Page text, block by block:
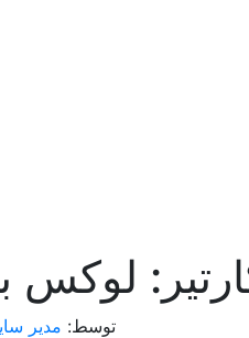
کارتیر:
توسط: مدیر